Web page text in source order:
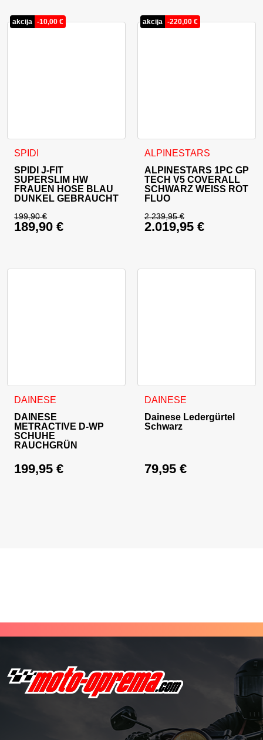
akcija -10,00 €
SPIDI
SPIDI J-FIT
SUPERSLIM HW
FRAUEN HOSE BLAU
DUNKEL GEBRAUCHT
199,90€
Ursprünglicher Preis war: 199,90 €
189,90 €
Dieses Produkt weist mehrere Varianten auf. Die Optionen
akcija -220,00 €
ALPINESTARS
ALPINESTARS 1PC GP
TECH V5 COVERALL
SCHWARZ WEISS ROT
FLUO
2.239,95€
Ursprünglicher
2.019,95 €
Dieses Produkt weist
DAINESE
DAINESE
METRACTIVE D-WP
SCHUHE
RAUCHGRÜN
199,95 €
Dieses Produkt weist mehrere Varianten auf. Die Optionen
DAINESE
Dainese Ledergürtel
Schwarz
79,95 €
Dieses Produkt weist